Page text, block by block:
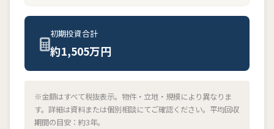
初期投資合計
約1,505万円
※金額はすべて税抜表示。物件・立地・規模により異なりま
す。詳細は資料または個別相談にてご確認ください。平均回収
期間の目安：約3年。